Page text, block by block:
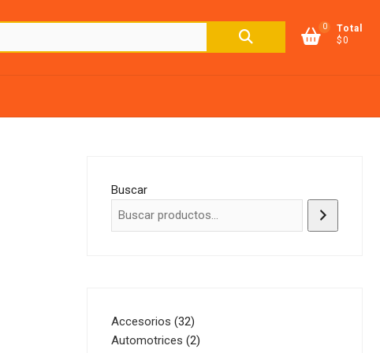
Buscar
0
Total
$0
Buscar
Accesorios 3232
productos
Automotrices 22